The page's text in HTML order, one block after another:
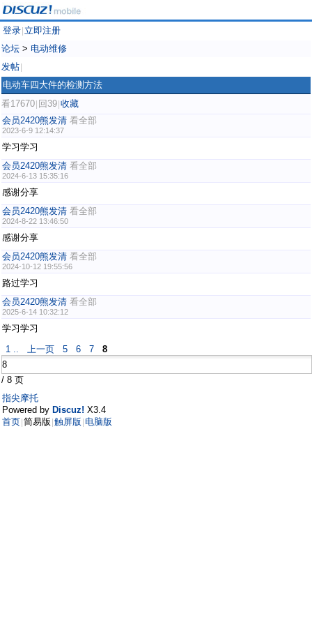
登录 立即注册
论坛 > 电动维修
发帖
电动车四大件的检测方法
看17670 回39 收藏
会员2420熊发清 看全部
2023-6-9 12:14:37
学习学习
会员2420熊发清 看全部
2024-6-13 15:35:16
感谢分享
会员2420熊发清 看全部
2024-8-22 13:46:50
感谢分享
会员2420熊发清 看全部
2024-10-12 19:55:56
路过学习
会员2420熊发清 看全部
2025-6-14 10:32:12
学习学习
1 ..
上一页 5 6 7 8
/ 8 页
指尖摩托
Powered by Discuz! X3.4
首页 简易版 触屏版 电脑版